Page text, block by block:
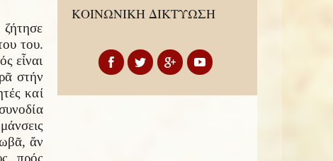
του.
εἶναι
στήν
καί
ἄν
πρός
ΚΟΙΝΩΝΙΚΗ ΔΙΚΤΥΩΣΗ